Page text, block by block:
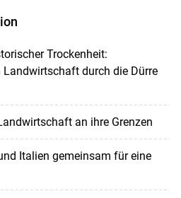
Trockenheit:
durch die Dürre
an ihre Grenzen
Italien gemeinsam für eine